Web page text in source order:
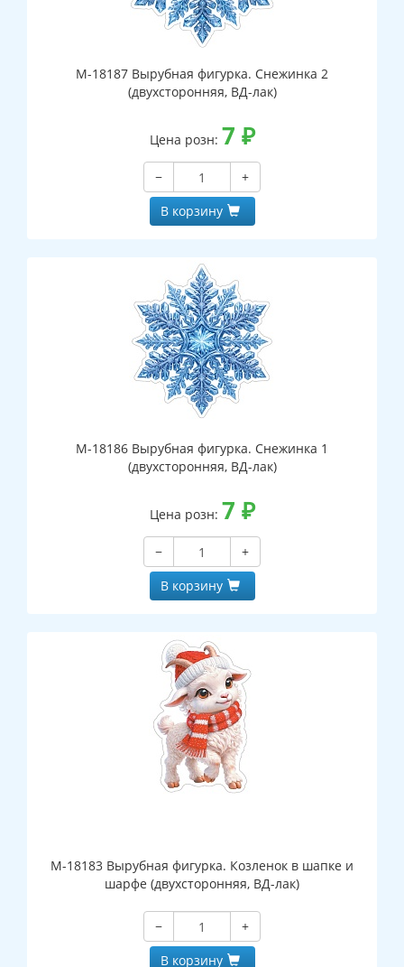
М-18187 Вырубная фигурка. Снежинка 2
(двухсторонняя, ВД-лак)
Цена розн: 7 ₽
−
+
В корзину
М-18186 Вырубная фигурка. Снежинка 1
(двухсторонняя, ВД-лак)
Цена розн: 7 ₽
−
+
В корзину
М-18183 Вырубная фигурка. Козленок в шапке и
шарфе (двухсторонняя, ВД-лак)
−
+
В корзину